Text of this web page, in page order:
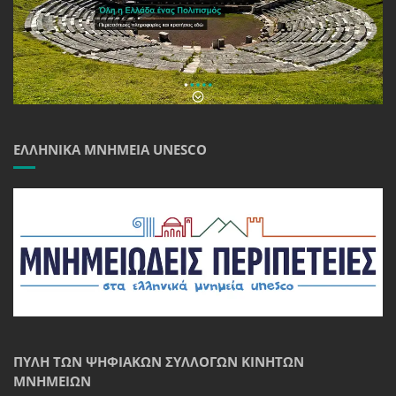
ΕΛΛΗΝΙΚΆ ΜΝΗΜΕΊΑ UNESCO
ΠΎΛΗ ΤΩΝ ΨΗΦΙΑΚΏΝ ΣΥΛΛΟΓΏΝ ΚΙΝΗΤΏΝ
ΜΝΗΜΕΊΩΝ